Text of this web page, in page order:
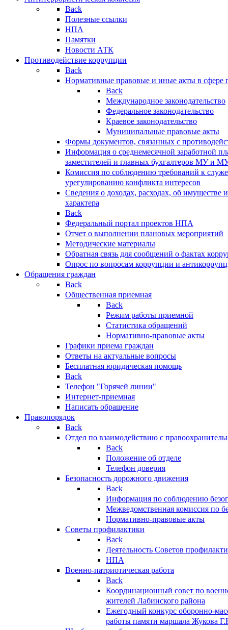
Back
Полезные ссылки
НПА
Памятки
Новости АТК
Противодействие коррупции
Back
Нормативные правовые и иные акты в сфере
Back
Международное законодательство
Федеральное законодательство
Краевое законодательство
Муниципальные правовые акты
Формы документов, связанных с
Информация о среднемесячной заработной
заместителей и главных бухгалтеров МУ и
Комиссия по соблюдению требований к
урегулированию конфликта интересов
Сведения о доходах, расходах, об имуществе
характера
Back
Федеральный портал проектов НПА
Отчет о выполнении плановых мероприятий
Методические материалы
Обратная связь для сообщений о фактах
Опрос по вопросам коррупции и
Обращения граждан
Back
Общественная приемная
Back
Режим работы приемной
Статистика обращений
Нормативно-правовые акты
Графики приема граждан
Ответы на актуальные вопросы
Бесплатная юридическая помощь
Back
Телефон "Горячей линии"
Интернет-приемная
Написать обращение
Правопорядок
Back
Отдел по взаимодействию с
Back
Положение об отделе
Телефон доверия
Безопасность дорожного движения
Back
Информация по соблюдению
Межведомственная комиссия по
Нормативно-правовые акты
Советы профилактики
Back
Деятельность Советов
НПА
Военно-патриотическая работа
Back
Координационный совет по
жителей Лабинского района
Ежегодный конкурс оборонно-
работы памяти маршала Жукова